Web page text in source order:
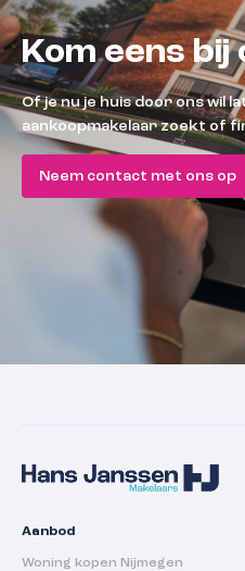
Kom eens bij
Of je nu je huis door ons wil
aankoopmakelaar zoekt of
Neem contact met ons op
Aanbod
Woning kopen Nijmegen